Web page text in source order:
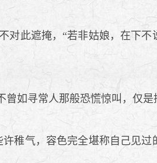
此遮掩，“若非姑娘，在下不
如寻常人那般恐慌惊叫，仅是
稚气，容色完全堪称自己见过